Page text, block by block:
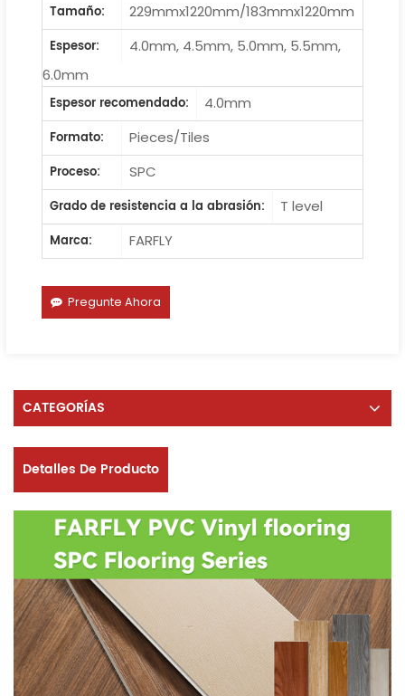
Tamaño:
229mmx1220mm/183mmx1220mm
Espesor:
4.0mm, 4.5mm, 5.0mm, 5.5mm,
6.0mm
Espesor recomendado:
4.0mm
Formato:
Pieces/Tiles
Proceso:
SPC
Grado de resistencia a la abrasión:
T level
Marca:
FARFLY
Pregunte Ahora
CATEGORÍAS
Detalles De Producto